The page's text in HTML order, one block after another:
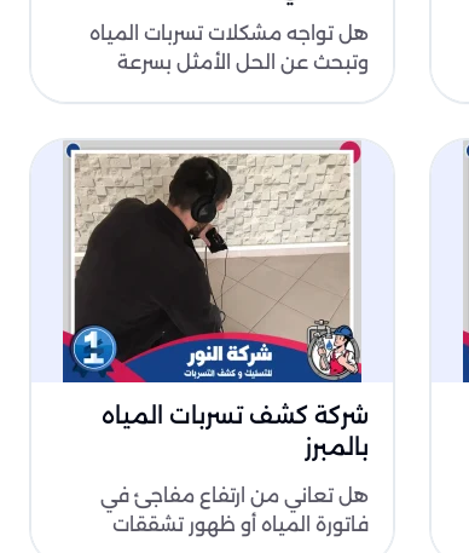
هل تواجه مشكلات تسربات المياه
وتبحث عن الحل الأمثل بسرعة
شركة كشف تسربات المياه
بالمبرز
هل تعاني من ارتفاع مفاجئ في
فاتورة المياه أو ظهور تشققات